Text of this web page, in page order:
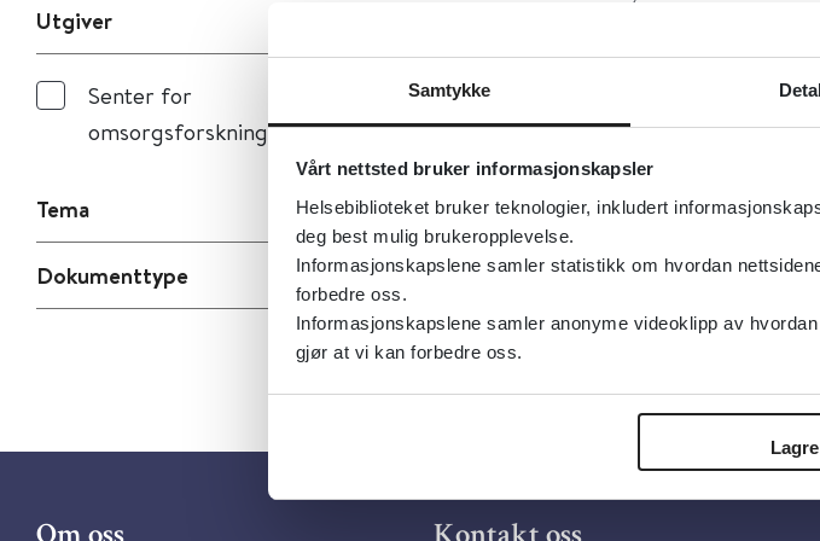
Samtykke
Vårt nettsted bruker informasjonskapsler
Helsebiblioteket bruker teknologier, inkludert
deg best mulig brukeropplevelse.
Informasjonskapslene samler statistikk om hvordan
forbedre oss.
Informasjonskapslene samler anonyme videoklipp av
gjør at vi kan forbedre oss.
Lagre
Utgiver
Senter for
omsorgsforskning
Tema
Dokumenttype
Senter for